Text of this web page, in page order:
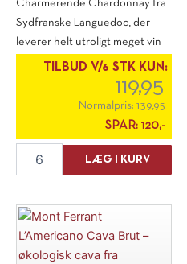
Charmerende Chardonnay fra
Sydfranske Languedoc, der
leverer helt utroligt meget vin
for [...]
TILBUD V/6 STK KUN:
119,95
Normalpris: 139,95
SPAR: 120,-
2025
antal
LÆG I KURV